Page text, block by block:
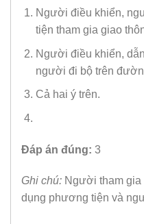
Người điều khiển,
tiện tham gia giao
Người điều khiển,
người đi bộ trên
Cả hai ý trên.
Đáp án đúng: 3
Ghi chú: Người tham
dụng phương tiện và